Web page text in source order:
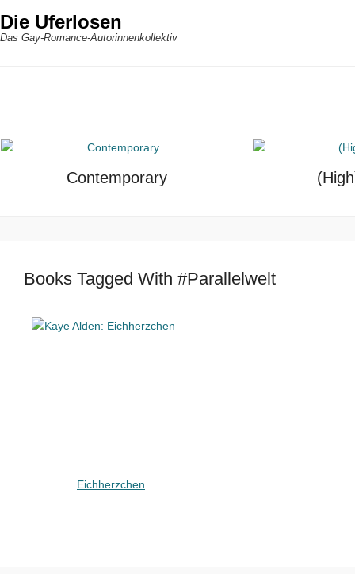
Die Uferlosen
Das Gay-Romance-Autorinnenkollektiv
Contemporary
Books Tagged With #Parallelwelt
Eichherzchen